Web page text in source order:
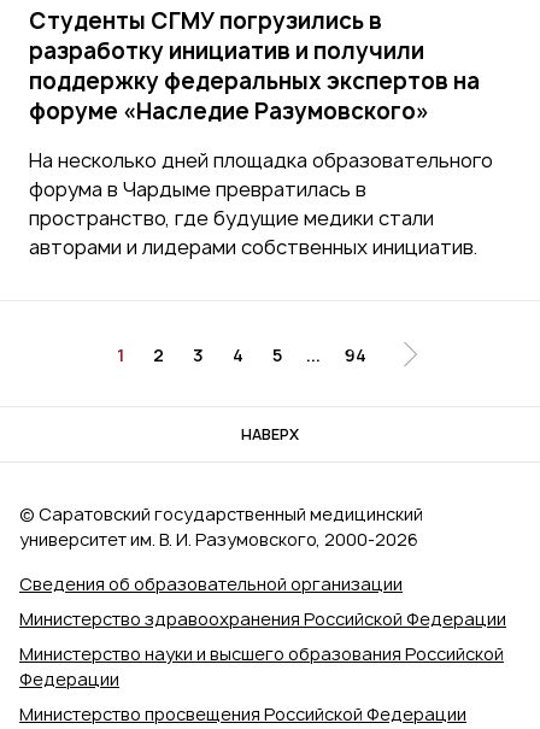
Студенты СГМУ погрузились в
разработку инициатив и получили
поддержку федеральных экспертов на
форуме «Наследие Разумовского»
На несколько дней площадка образовательного
форума в Чардыме превратилась в
пространство, где будущие медики стали
авторами и лидерами собственных инициатив.
1 2 3 4 5 ... 94
НАВЕРХ
Сведения об образовательной организации
Министерство здравоохранения Российской Федерации
Министерство науки и высшего образования Российской
Федерации
Министерство просвещения Российской Федерации
© Саратовский государственный медицинский
университет им. В. И. Разумовского, 2000‑2026